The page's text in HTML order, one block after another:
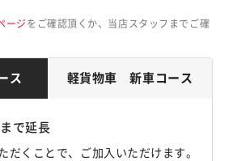
ージをご確認頂くか、当店スタッフまでご確
ス 軽貨物車 新車コース
で延長
だくことで、ご加入いただけます。